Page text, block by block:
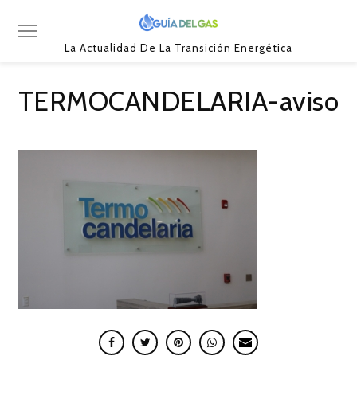
La Actualidad De La Transición Energética
TERMOCANDELARIA-aviso